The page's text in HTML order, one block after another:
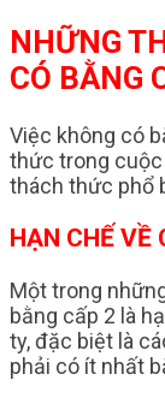
NHỮNG
CÓ BẰNG
Việc không có
thức trong cuộc
thách thức phổ
HẠN CHẾ VỀ
Một trong
bằng cấp 2 là
ty, đặc biệt là
phải có ít nhất